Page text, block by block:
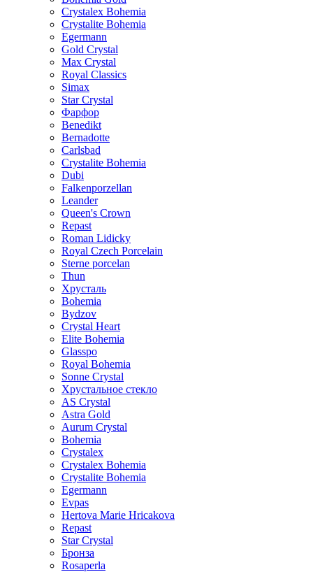
Crystalex Bohemia
Crystalite Bohemia
Egermann
Gold Crystal
Max Crystal
Royal Classics
Simax
Star Crystal
Фарфор
Benedikt
Bernadotte
Carlsbad
Crystalite Bohemia
Dubi
Falkenporzellan
Leander
Queen's Crown
Repast
Roman Lidicky
Royal Czech Porcelain
Sterne porcelan
Thun
Хрусталь
Bohemia
Bydzov
Crystal Heart
Elite Bohemia
Glasspo
Royal Bohemia
Sonne Crystal
Хрустальное стекло
AS Crystal
Astra Gold
Aurum Crystal
Bohemia
Crystalex
Crystalex Bohemia
Crystalite Bohemia
Egermann
Evpas
Hertova Marie Hricakova
Repast
Star Crystal
Бронза
Rosaperla